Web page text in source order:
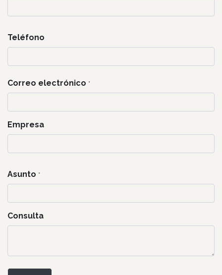
Teléfono
Correo electrónico *
Empresa
Asunto *
Consulta